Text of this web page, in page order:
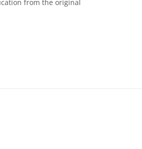
from the original
(CC BY 4.0) ícones